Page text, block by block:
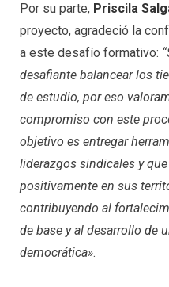
Por su parte, Priscila
proyecto, agradeció la
a este desafío formativo:
desafiante balancear los
de estudio, por eso
compromiso con este
objetivo es entregar
liderazgos sindicales y
positivamente en sus
contribuyendo al
de base y al desarrollo de
democrática».